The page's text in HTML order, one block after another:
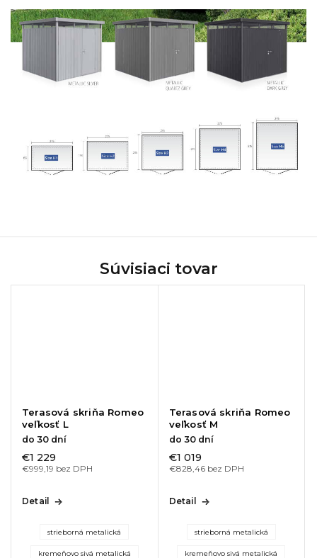
Súvisiaci tovar
Terasová skriňa Romeo
veľkosť L
do 30 dní
€999,19 bez DPH
€1 229
Detail
strieborná metalická
kremeňovo sivá metalická
Terasová skriňa Romeo
veľkosť M
do 30 dní
€828,46 bez DPH
€1 019
Detail
strieborná metalická
kremeňovo sivá metalická